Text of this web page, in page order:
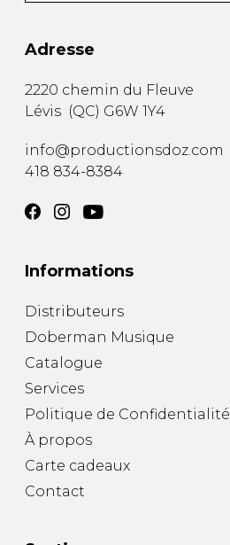
Adresse
2220 chemin du Fleuve
Lévis (QC) G6W 1Y4
info@productionsdoz.com
418 834-8384
Informations
Distributeurs
Doberman Musique
Catalogue
Services
Politique de Confidentialité
À propos
Carte cadeaux
Contact